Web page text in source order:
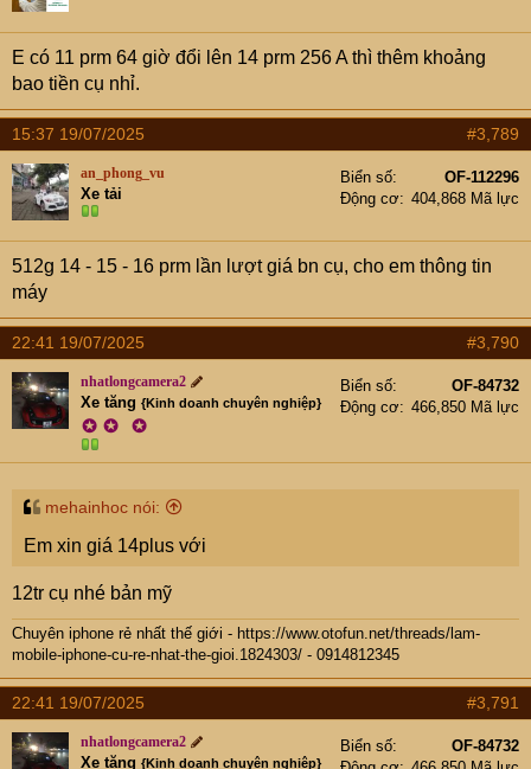
E có 11 prm 64 giờ đổi lên 14 prm 256 A thì thêm khoảng
bao tiền cụ nhỉ.
15:37 19/07/2025 #3,789
an_phong_vu
Xe tải
Biển số
OF-112296
Động cơ
404,868 Mã lực
512g 14 - 15 - 16 prm lần lượt giá bn cụ, cho em thông tin
máy
22:41 19/07/2025 #3,790
nhatlongcamera2
Xe tăng {Kinh doanh chuyên nghiệp}
✪ ✪ ✪
Biển số
OF-84732
Động cơ
466,850 Mã lực
mehainhoc nói:
Em xin giá 14plus với
12tr cụ nhé bản mỹ
Chuyên iphone rẻ nhất thế giới - https://www.otofun.net/threads/lam-
mobile-iphone-cu-re-nhat-the-gioi.1824303/ - 0914812345
22:41 19/07/2025 #3,791
nhatlongcamera2
Xe tăng {Kinh doanh chuyên nghiệp}
Biển số
OF-84732